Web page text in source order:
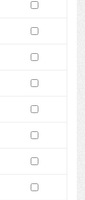
Pokaż podgląd wersji z dnia
Zaznacz wersję do
Pokaż podgląd wersji z dnia
Zaznacz wersję do
Pokaż podgląd wersji z dnia
Zaznacz wersję do
Pokaż podgląd wersji z dnia
Zaznacz wersję do
Pokaż podgląd wersji z dnia
Zaznacz wersję do
Pokaż podgląd wersji z dnia
Zaznacz wersję do
Pokaż podgląd wersji z dnia
Zaznacz wersję do
Pokaż podgląd wersji z dnia
Zaznacz wersję do